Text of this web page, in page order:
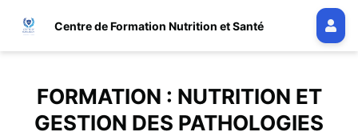
Centre de Formation Nutrition et Santé
FORMATION : NUTRITION ET
GESTION DES PATHOLOGIES